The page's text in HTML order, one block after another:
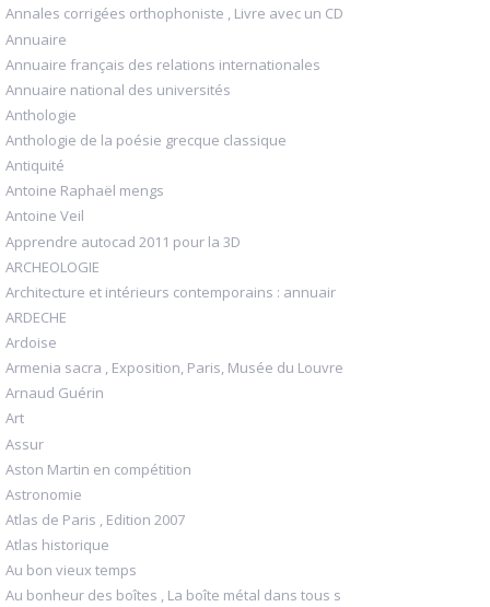
Annales corrigées orthophoniste , Livre avec un CD
Annuaire
Annuaire français des relations internationales
Annuaire national des universités
Anthologie
Anthologie de la poésie grecque classique
Antiquité
Antoine Raphaël mengs
Antoine Veil
Apprendre autocad 2011 pour la 3D
ARCHEOLOGIE
Architecture et intérieurs contemporains : annuair
ARDECHE
Ardoise
Armenia sacra , Exposition, Paris, Musée du Louvre
Arnaud Guérin
Art
Assur
Aston Martin en compétition
Astronomie
Atlas de Paris , Edition 2007
Atlas historique
Au bon vieux temps
Au bonheur des boîtes , La boîte métal dans tous s